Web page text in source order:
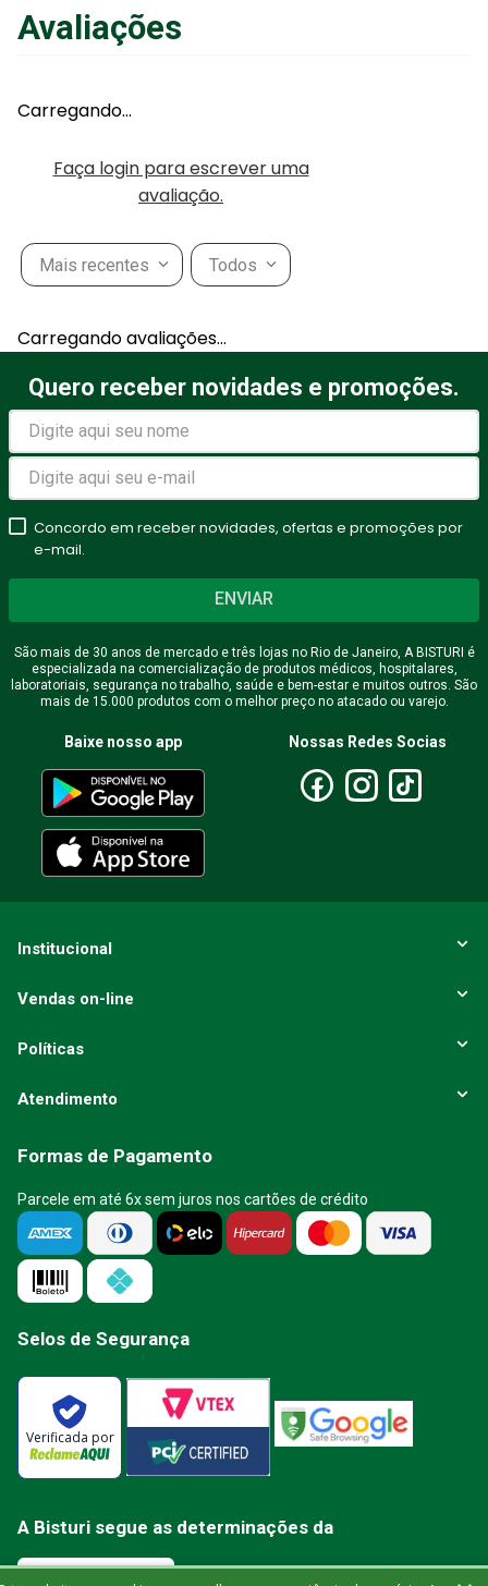
Avaliações
Carregando…
Faça login para escrever uma
avaliação.
Mais recentes Todos
Carregando avaliações…
Quero receber novidades e promoções.
Concordo em receber novidades, ofertas e promoções por
e-mail.
ENVIAR
São mais de 30 anos de mercado e três lojas no Rio de Janeiro, A BISTURI é
especializada na comercialização de produtos médicos, hospitalares,
laboratoriais, segurança no trabalho, saúde e bem-estar e muitos outros. São
mais de 15.000 produtos com o melhor preço no atacado ou varejo.
Baixe nosso app Nossas Redes Socias
Institucional
Vendas on-line
Políticas
Atendimento
Formas de Pagamento
Parcele em até 6x sem juros nos cartões de crédito
Selos de Segurança
Verificada por
A Bisturi segue as determinações da